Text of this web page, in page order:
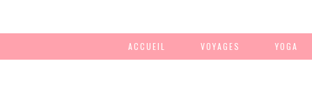
ACCUEIL VOYAGES YOGA